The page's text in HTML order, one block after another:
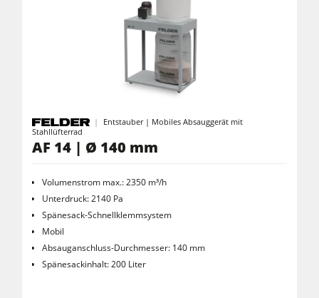
Reinluftabsauggeräte & Entstauber
F4Solutions Software
Projektmanagement
Entstauber | Mobiles Absauggerät mit
Stahllüfterrad
AF 14 | Ø 140 mm
Volumenstrom max.: 2350 m³/h
Unterdruck: 2140 Pa
Spänesack-Schnellklemmsystem
Mobil
Absauganschluss-Durchmesser: 140 mm
Spänesackinhalt: 200 Liter